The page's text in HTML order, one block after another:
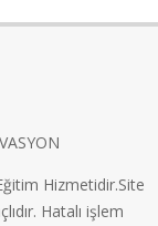
Hizmetidir.Site
Hatalı işlem